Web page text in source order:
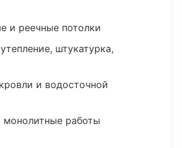
и реечные потолки
штукатурка,
и водосточной
монолитные работы